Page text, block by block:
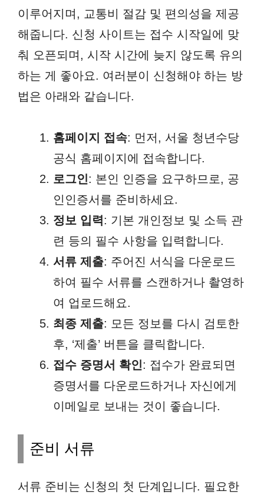
이루어지며, 교통비 절감 및 편의성을 제공
해줍니다. 신청 사이트는 접수 시작일에 맞
춰 오픈되며, 시작 시간에 늦지 않도록 유의
하는 게 좋아요. 여러분이 신청해야 하는 방
법은 아래와 같습니다.
홈페이지 접속: 먼저, 서울 청년수당
공식 홈페이지에 접속합니다.
로그인: 본인 인증을 요구하므로, 공
인인증서를 준비하세요.
정보 입력: 기본 개인정보 및 소득 관
련 등의 필수 사항을 입력합니다.
서류 제출: 주어진 서식을 다운로드
하여 필수 서류를 스캔하거나 촬영하
여 업로드해요.
최종 제출: 모든 정보를 다시 검토한
후, ‘제출’ 버튼을 클릭합니다.
접수 증명서 확인: 접수가 완료되면
증명서를 다운로드하거나 자신에게
이메일로 보내는 것이 좋습니다.
준비 서류
서류 준비는 신청의 첫 단계입니다. 필요한